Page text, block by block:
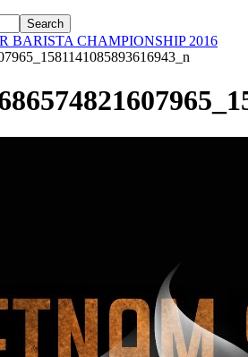
BARISTA CHAMPIONSHIP 2016